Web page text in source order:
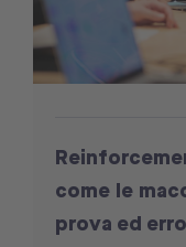
come le
prova ed